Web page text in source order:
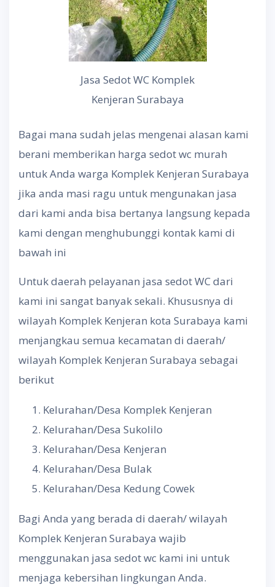
Jasa Sedot WC Komplek
Kenjeran Surabaya
Bagai mana sudah jelas mengenai alasan kami
berani memberikan harga sedot wc murah
untuk Anda warga Komplek Kenjeran Surabaya
jika anda masi ragu untuk mengunakan jasa
dari kami anda bisa bertanya langsung kepada
kami dengan menghubunggi kontak kami di
bawah ini
Untuk daerah pelayanan jasa sedot WC dari
kami ini sangat banyak sekali. Khususnya di
wilayah Komplek Kenjeran kota Surabaya kami
menjangkau semua kecamatan di daerah/
wilayah Komplek Kenjeran Surabaya sebagai
berikut
Kelurahan/Desa Komplek Kenjeran
Kelurahan/Desa Sukolilo
Kelurahan/Desa Kenjeran
Kelurahan/Desa Bulak
Kelurahan/Desa Kedung Cowek
Bagi Anda yang berada di daerah/ wilayah
Komplek Kenjeran Surabaya wajib
menggunakan jasa sedot wc kami ini untuk
menjaga kebersihan lingkungan Anda.